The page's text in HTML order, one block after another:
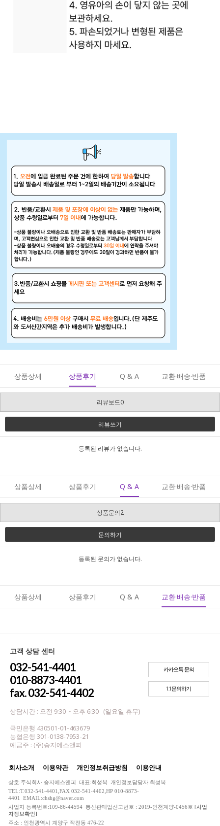
상품상세 상품후기 Q & A 교환·배송·반품
리뷰보드0
리뷰쓰기
등록된 리뷰가 없습니다.
상품상세 상품후기 Q & A 교환·배송·반품
상품문의2
문의하기
등록된 문의가 없습니다.
상품상세 상품후기 Q & A 교환·배송·반품
고객 상담 센터
032-541-4401
010-8873-4401
fax. 032-541-4402
상담시간 : 오전 9:30 ~ 오후 6:30 (일요일 휴무)
국민은행 430501-01-463679
농협은행 301-0138-7953-21
예금주 : (주)승지에스앤피
카카오톡 문의
1:1문의하기
회사소개 이용약관 개인정보취급방침 이용안내
상호:주식회사 승지에스앤피 대표:최성복 개인정보담당자:최성복
TEL:T.032-541-4401,FAX 032-541-4402,HP 010-8873-
4401 EMAIL:chshg@naver.com
사업자 등록번호:109-86-44594 통신판매업신고번호 : 2019-인천계양-0456호 [사업
자정보확인]
주소 : 인천광역시 계양구 작전동 476-22